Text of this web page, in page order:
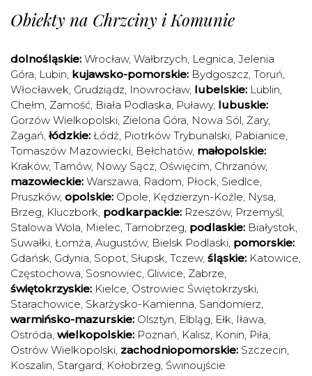
Obiekty na Chrzciny i Komunie
dolnośląskie: Wrocław, Wałbrzych, Legnica, Jelenia
Góra, Lubin, kujawsko-pomorskie: Bydgoszcz, Toruń,
Włocławek, Grudziądz, Inowrocław, lubelskie: Lublin,
Chełm, Zamość, Biała Podlaska, Puławy, lubuskie:
Gorzów Wielkopolski, Zielona Góra, Nowa Sól, Żary,
Żagań, łódzkie: Łódź, Piotrków Trybunalski, Pabianice,
Tomaszów Mazowiecki, Bełchatów, małopolskie:
Kraków, Tarnów, Nowy Sącz, Oświęcim, Chrzanów,
mazowieckie: Warszawa, Radom, Płock, Siedlce,
Pruszków, opolskie: Opole, Kędzierzyn-Koźle, Nysa,
Brzeg, Kluczbork, podkarpackie: Rzeszów, Przemyśl,
Stalowa Wola, Mielec, Tarnobrzeg, podlaskie: Białystok,
Suwałki, Łomża, Augustów, Bielsk Podlaski, pomorskie:
Gdańsk, Gdynia, Sopot, Słupsk, Tczew, śląskie: Katowice,
Częstochowa, Sosnowiec, Gliwice, Zabrze,
świętokrzyskie: Kielce, Ostrowiec Świętokrzyski,
Starachowice, Skarżysko-Kamienna, Sandomierz,
warmińsko-mazurskie: Olsztyn, Elbląg, Ełk, Iława,
Ostróda, wielkopolskie: Poznań, Kalisz, Konin, Piła,
Ostrów Wielkopolski, zachodniopomorskie: Szczecin,
Koszalin, Stargard, Kołobrzeg, Świnoujście